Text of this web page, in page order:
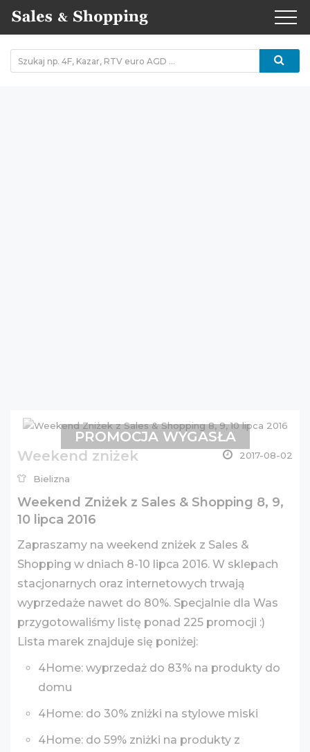
Weekend zniżek 2017-08-02
Bielizna
Weekend Zniżek z Sales & Shopping 8, 9,
10 lipca 2016
Zapraszamy na weekend zniżek z Sales &
Shopping w dniach 8-10 lipca 2016. W sklepach
stacjonarnych oraz internetowych trwają
wyprzedaże nawet do 80%. Specjalnie dla Was
przygotowaliśmy listę ponad 225 promocji :)
Lista marek znajduje się poniżej:
4Home: wyprzedaż do 83% na produkty do
domu
4Home: do 30% zniżki na stylowe miski
4Home: do 59% zniżki na produkty z
PROMOCJA WYGASŁA